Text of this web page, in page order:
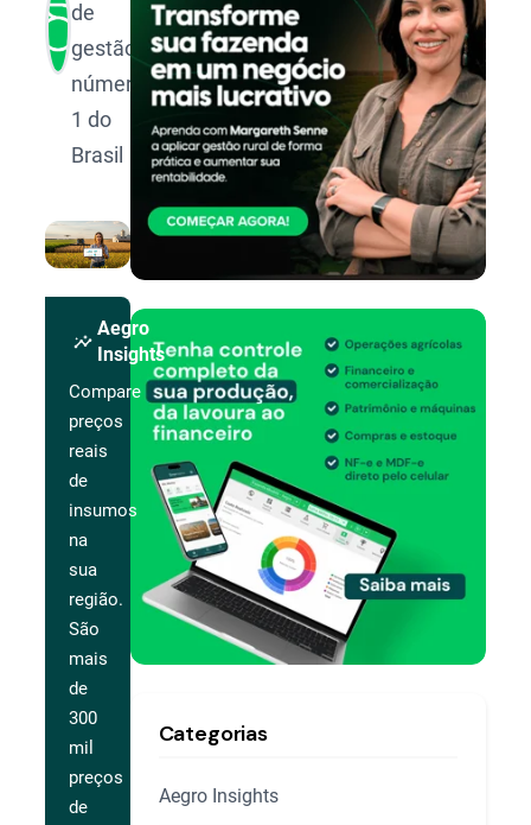
de
gestão
número
1 do
Brasil
insights
Aegro
Insights
Compare
preços
reais
de
insumos
na
sua
região.
São
mais
de
300
mil
preços
de
Categorias
Aegro Insights